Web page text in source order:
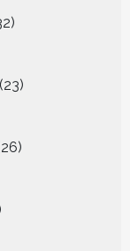
producten
23
producten
26
producten